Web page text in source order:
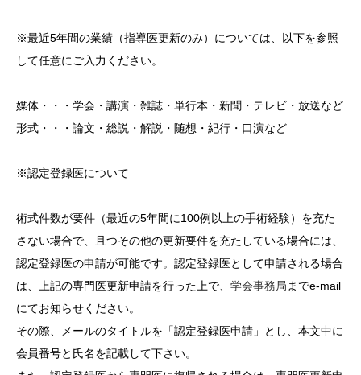
※最近5年間の業績（指導医更新のみ）については、以下を参照
して任意にご入力ください。
媒体・・・学会・講演・雑誌・単行本・新聞・テレビ・放送など
形式・・・論文・総説・解説・随想・紀行・口演など
※認定登録医について
術式件数が要件（最近の5年間に100例以上の手術経験）を充た
さない場合で、且つその他の更新要件を充たしている場合には、
認定登録医の申請が可能です。認定登録医として申請される場合
は、上記の専門医更新申請を行った上で、 学会事務局 までe-mail
にてお知らせください。
その際、メールのタイトルを「認定登録医申請」とし、本文中に
会員番号と氏名を記載して下さい。